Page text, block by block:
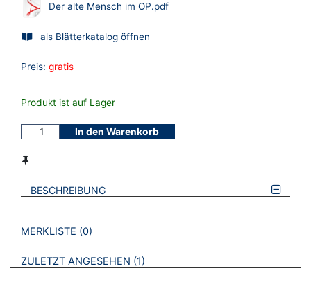
Der alte Mensch im OP.pdf
als Blätterkatalog öffnen
Preis: gratis
Produkt ist auf Lager
In den Warenkorb
BESCHREIBUNG
VERWEISE AUF VERMERKTE- ODER ZULETZT ANGESEHENE
MERKLISTE 0 BROSCHÜREN
ZULETZT ANGESEHEN 1 BROSCHÜREN